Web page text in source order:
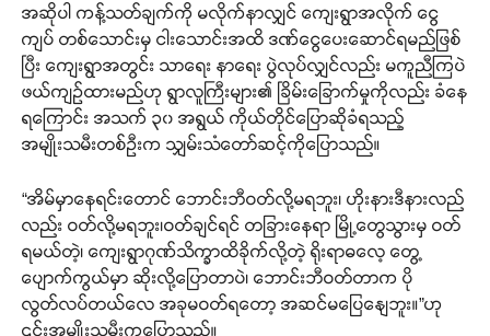
အဆိုပါ ကန့်သတ်ချက်ကို မလိုက်နာလျှင် ကျေးရွာအလိုက် ငွေ
ကျပ် တစ်သောင်းမှ ငါးသောင်းအထိ ဒဏ်ငွေပေးဆောင်ရမည်ဖြစ်
ပြီး ကျေးရွာအတွင်း သာရေး နာရေး ပွဲလုပ်လျှင်လည်း မကူညီကြပဲ
ဖယ်ကျဉ်ထားမည်ဟု ရွာလူကြီးများ၏ ခြိမ်းခြောက်မှုကိုလည်း ခံနေ
ရကြောင်း အသက် ၃၀ အရွယ် ကိုယ်တိုင်ပြောဆိုခံရသည့်
အမျိုးသမီးတစ်ဉီးက သျှမ်းသံတော်ဆင့်ကိုပြောသည်။
“အိမ်မှာနေရင်းတောင် ဘောင်းဘီဝတ်လို့မရဘူး၊ ဟိုးနားဒီနားလည်
လည်း ဝတ်လို့မရဘူး၊ဝတ်ချင်ရင် တခြားနေရာ မြို့တွေသွားမှ ဝတ်
ရမယ်တဲ့၊ ကျေးရွာဂုဏ်သိက္ခာထိခိုက်လို့တဲ့ ရိုးရာဓလေ့ တွေ့
ပျောက်ကွယ်မှာ ဆိုးလို့ပြောတာပဲ၊ ဘောင်းဘီဝတ်တာက ပို
လွတ်လပ်တယ်လေ အခုမဝတ်ရတော့ အဆင်မပြေနေေဘူး။”ဟု
၎င်းအမျိုးသမီးကပြောသည်။